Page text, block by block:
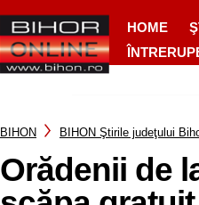
HOME
BIHON BIHON Ştirile judeţului
Orădenii de